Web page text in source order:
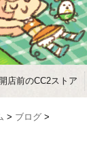
開店前のCC2ストア
> ブログ >